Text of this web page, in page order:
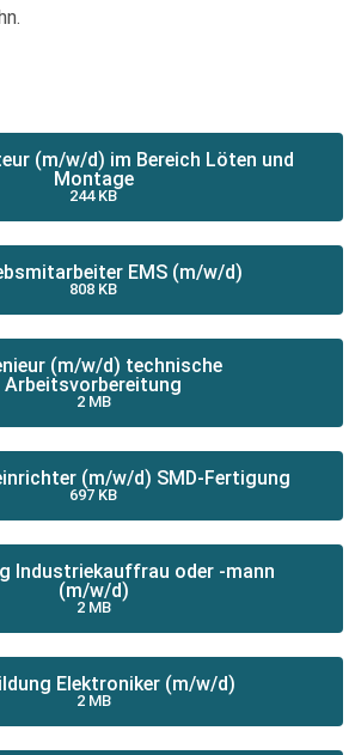
(m/w/d) im Bereich Löten und
Montage
244 KB
EMS (m/w/d)
808 KB
(m/w/d) technische
Arbeitsvorbereitung
2 MB
(m/w/d) SMD-Fertigung
697 KB
Industriekauffrau oder -mann
(m/w/d)
2 MB
Elektroniker (m/w/d)
2 MB